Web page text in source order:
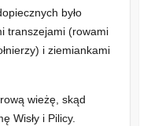
było
transzejami (rowami
i ziemiankami
wieżę, skąd
Wisły i Pilicy.